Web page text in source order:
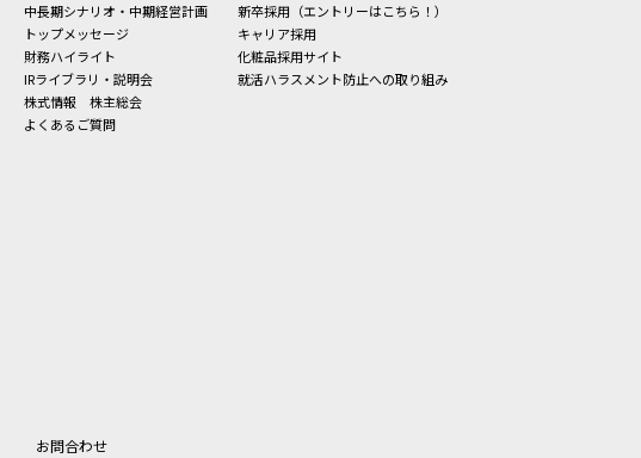
中長期シナリオ・中期経営計画
トップメッセージ
財務ハイライト
IRライブラリ・説明会
株式情報
株主総会
よくあるご質問
新卒採用（エントリーはこちら！）
キャリア採用
化粧品採用サイト
就活ハラスメント防止への取り組み
お問合わせ